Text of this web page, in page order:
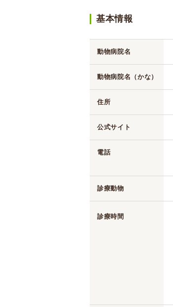
基本情報
動物病院名
動物病院名（かな）
住所
公式サイト
電話
診療動物
診療時間